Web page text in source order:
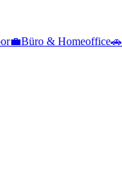
💼Büro & Homeoffice🚗